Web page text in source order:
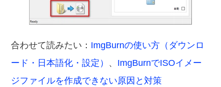
合わせて読みたい： ImgBurnの使い方（ダウンロ
ード・日本語化・設定） 、 ImgBurnでISOイメー
ジファイルを作成できない原因と対策